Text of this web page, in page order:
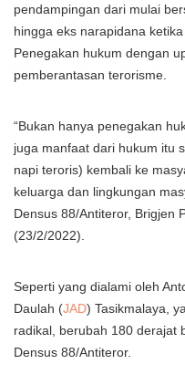
pendampingan dari mulai
hingga eks narapidana
Penegakan hukum dengan
pemberantasan terorisme.
“Bukan hanya penegakan
juga manfaat dari hukum itu
napi teroris) kembali ke
keluarga dan lingkungan
Densus 88/Antiteror, Brigjen
(23/2/2022).
Seperti yang dialami oleh
Daulah (JAD) Tasikmalaya,
radikal, berubah 180 derajat
Densus 88/Antiteror.